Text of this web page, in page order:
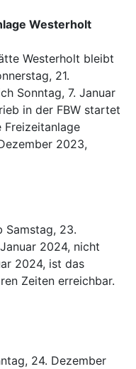
Westerholt
Westerholt bleibt
21.
Sonntag, 7. Januar
in der FBW startet
Freizeitanlage
2023,
Samstag, 23.
2024, nicht
2024, ist das
Zeiten erreichbar.
24. Dezember